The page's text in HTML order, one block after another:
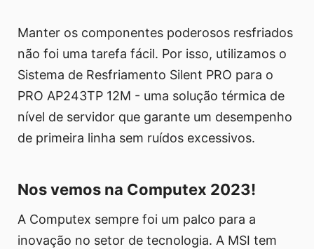
Manter os componentes poderosos resfriados
não foi uma tarefa fácil. Por isso, utilizamos o
Sistema de Resfriamento Silent PRO para o
PRO AP243TP 12M - uma solução térmica de
nível de servidor que garante um desempenho
de primeira linha sem ruídos excessivos.
Nos vemos na Computex 2023!
A Computex sempre foi um palco para a
inovação no setor de tecnologia. A MSI tem